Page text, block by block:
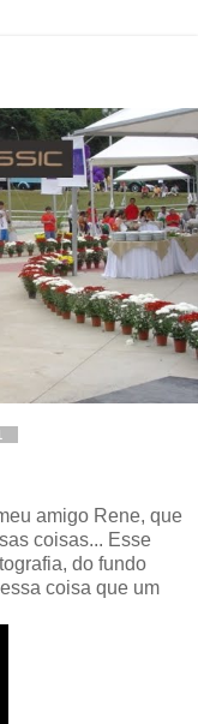
amigo Rene, que
coisas... Esse
do fundo
coisa que um